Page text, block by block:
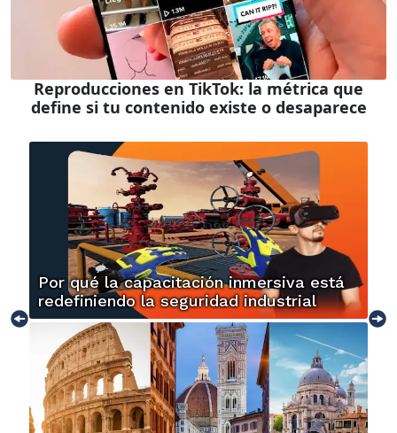
Reproducciones en TikTok: la métrica que
define si tu contenido existe o desaparece
Por qué la capacitación inmersiva está
redefiniendo la seguridad industrial